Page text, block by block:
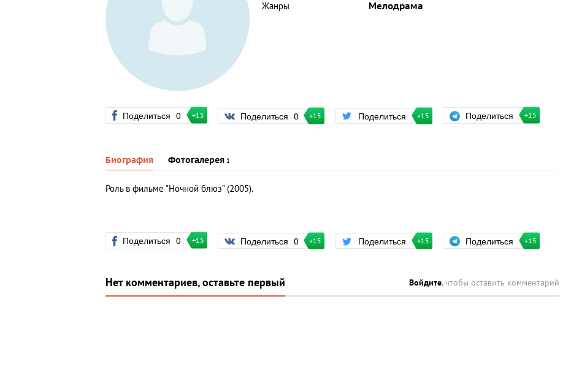
Жанры
Мелодрама
Поделиться 0 +15 Поделиться 0 +15 Поделиться +15 Поделиться +15
Биография Фотогалерея 1
Роль в фильме "Ночной блюз" (2005).
Поделиться 0 +15 Поделиться 0 +15 Поделиться +15 Поделиться +15
Нет комментариев, оставьте первый Войдите, чтобы оставить комментарий